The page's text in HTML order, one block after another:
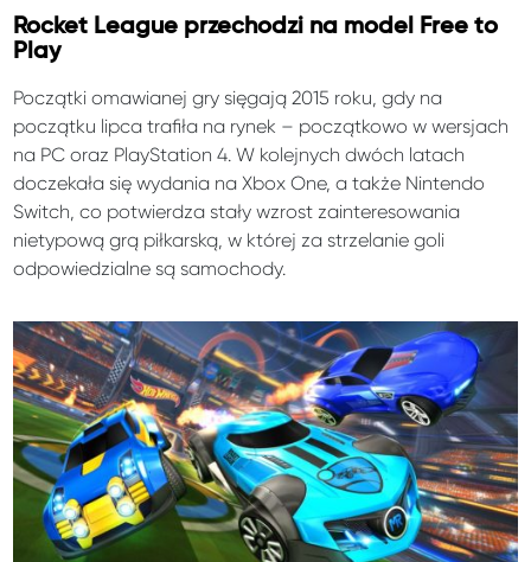
Rocket League przechodzi na model Free to
Play
Początki omawianej gry sięgają 2015 roku, gdy na
początku lipca trafiła na rynek – początkowo w wersjach
na PC oraz PlayStation 4. W kolejnych dwóch latach
doczekała się wydania na Xbox One, a także Nintendo
Switch, co potwierdza stały wzrost zainteresowania
nietypową grą piłkarską, w której za strzelanie goli
odpowiedzialne są samochody.